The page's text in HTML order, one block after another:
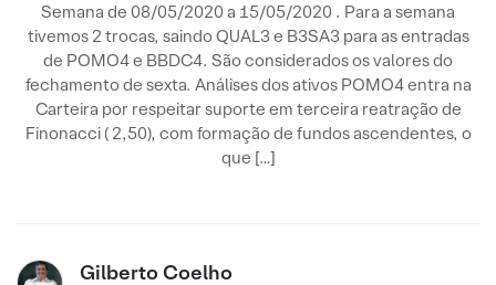
Semana de 08/05/2020 a 15/05/2020 . Para a semana
tivemos 2 trocas, saindo QUAL3 e B3SA3 para as entradas
de POMO4 e BBDC4. São considerados os valores do
fechamento de sexta. Análises dos ativos POMO4 entra na
Carteira por respeitar suporte em terceira reatração de
Finonacci ( 2,50), com formação de fundos ascendentes, o
que […]
Gilberto Coelho